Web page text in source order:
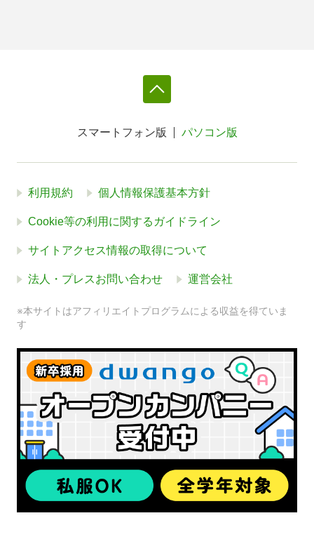
スマートフォン版 パソコン版
利用規約 個人情報保護基本方針
Cookie等の利用に関するガイドライン
サイトアクセス情報の取得について
法人・プレスお問い合わせ 運営会社
※本サイトはアフィリエイトプログラムによる収益を得ていま
す